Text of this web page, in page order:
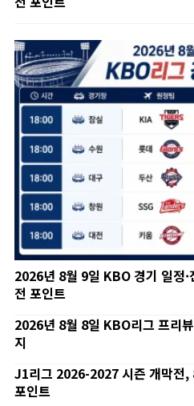
2026년 8월 9일 KBO 경기 일정
전 포인트
2026년 8월 8일 KBO리그 프리
지
J1리그 2026-2027 시즌 개막전,
포인트